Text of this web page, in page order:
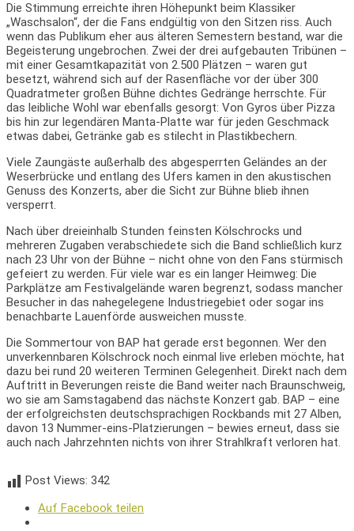
Die Stimmung erreichte ihren Höhepunkt beim Klassiker
„Waschsalon“, der die Fans endgültig von den Sitzen riss. Auch
wenn das Publikum eher aus älteren Semestern bestand, war die
Begeisterung ungebrochen. Zwei der drei aufgebauten Tribünen –
mit einer Gesamtkapazität von 2.500 Plätzen – waren gut
besetzt, während sich auf der Rasenfläche vor der über 300
Quadratmeter großen Bühne dichtes Gedränge herrschte. Für
das leibliche Wohl war ebenfalls gesorgt: Von Gyros über Pizza
bis hin zur legendären Manta-Platte war für jeden Geschmack
etwas dabei, Getränke gab es stilecht in Plastikbechern.
Viele Zaungäste außerhalb des abgesperrten Geländes an der
Weserbrücke und entlang des Ufers kamen in den akustischen
Genuss des Konzerts, aber die Sicht zur Bühne blieb ihnen
versperrt.
Nach über dreieinhalb Stunden feinsten Kölschrocks und
mehreren Zugaben verabschiedete sich die Band schließlich kurz
nach 23 Uhr von der Bühne – nicht ohne von den Fans stürmisch
gefeiert zu werden. Für viele war es ein langer Heimweg: Die
Parkplätze am Festivalgelände waren begrenzt, sodass mancher
Besucher in das nahegelegene Industriegebiet oder sogar ins
benachbarte Lauenförde ausweichen musste.
Die Sommertour von BAP hat gerade erst begonnen. Wer den
unverkennbaren Kölschrock noch einmal live erleben möchte, hat
dazu bei rund 20 weiteren Terminen Gelegenheit. Direkt nach dem
Auftritt in Beverungen reiste die Band weiter nach Braunschweig,
wo sie am Samstagabend das nächste Konzert gab. BAP – eine
der erfolgreichsten deutschsprachigen Rockbands mit 27 Alben,
davon 13 Nummer-eins-Platzierungen – bewies erneut, dass sie
auch nach Jahrzehnten nichts von ihrer Strahlkraft verloren hat.
Post Views: 342
Auf Facebook teilen